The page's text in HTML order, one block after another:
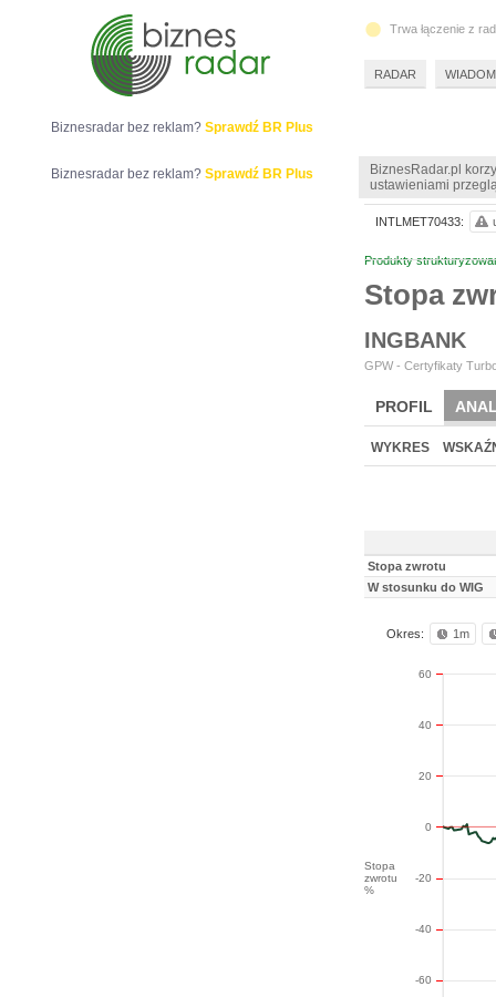
BiznesRadar.pl
ustawieniami
Produkty
Stopa
INGBANK
GPW - Certyfikaty
PROFIL
WYKRES
Stopa zwrotu
W stosunku do WIG
Okres: 1m
Stopa
zwrotu
%
-60
-40
-20
0
20
40
60
INTLMET70433:
Biznesradar bez reklam? Sprawdź BR Plus
Biznesradar bez reklam? Sprawdź BR Plus
Trwa łączenie z
RADAR